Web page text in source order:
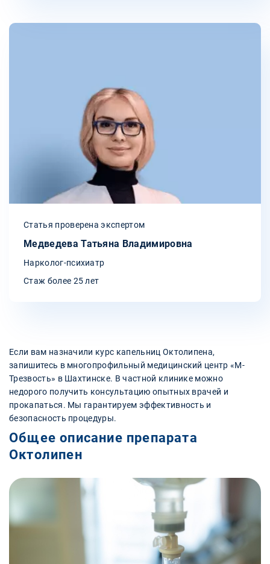
Статья проверена экспертом
Медведева Татьяна Владимировна
Нарколог-психиатр
Стаж более 25 лет
Если вам назначили курс капельниц Октолипена,
запишитесь в многопрофильный медицинский центр «М-
Трезвость» в Шахтинске. В частной клинике можно
недорого получить консультацию опытных врачей и
прокапаться. Мы гарантируем эффективность и
безопасность процедуры.
Общее описание препарата
Октолипен